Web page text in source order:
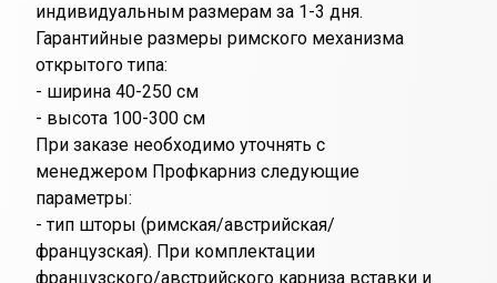
индивидуальным размерам за 1-3 дня.
Гарантийные размеры римского механизма
открытого типа:
- ширина 40-250 см
- высота 100-300 см
При заказе необходимо уточнять с
менеджером Профкарниз следующие
параметры:
- тип шторы (римская/австрийская/
французская). При комплектации
французского/австрийского карниза вставки и